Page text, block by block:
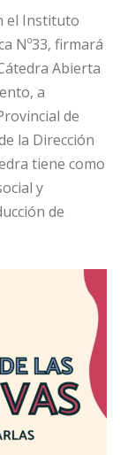
el Instituto
Nº33, firmará
Abierta
a
de
la Dirección
tiene como
y
de